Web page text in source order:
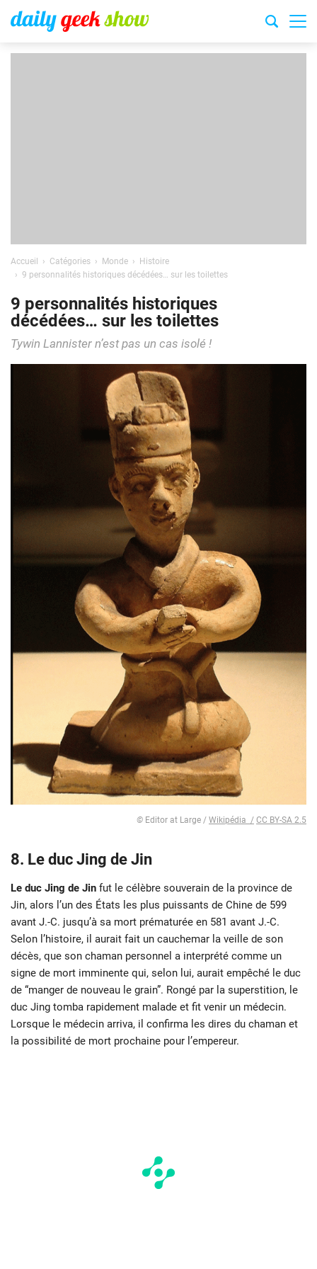
Accueil Catégories Monde
Histoire
9 personnalités historiques décédées… sur les toilettes
9 personnalités historiques
décédées… sur les toilettes
Tywin Lannister n’est pas un cas isolé !
© Editor at Large / Wikipédia / CC BY-SA 2.5
8. Le duc Jing de Jin
Le duc Jing de Jin fut le célèbre souverain de la province de
Jin, alors l’un des États les plus puissants de Chine de 599
avant J.-C. jusqu’à sa mort prématurée en 581 avant J.-C.
Selon l’histoire, il aurait fait un cauchemar la veille de son
décès, que son chaman personnel a interprété comme un
signe de mort imminente qui, selon lui, aurait empêché le duc
de “manger de nouveau le grain”. Rongé par la superstition, le
duc Jing tomba rapidement malade et fit venir un médecin.
Lorsque le médecin arriva, il confirma les dires du chaman et
la possibilité de mort prochaine pour l’empereur.